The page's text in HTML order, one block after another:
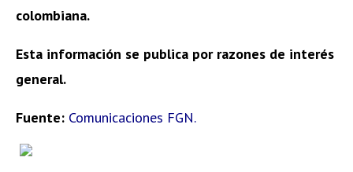
colombiana.
Esta información se publica por razones de interés
general.
Fuente: Comunicaciones FGN.